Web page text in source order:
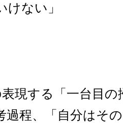
ない」
現する「一台目
過程、「自分はそ